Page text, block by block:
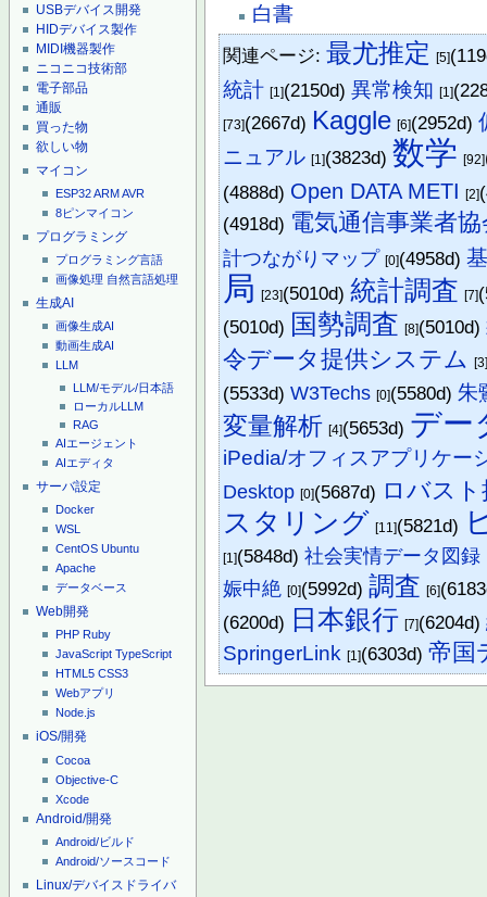
USBデバイス開発
HIDデバイス製作
MIDI機器製作
ニコニコ技術部
電子部品
通販
買った物
欲しい物
マイコン
ESP32ARMAVR
8ピンマイコン
プログラミング
プログラミング言語
画像処理 自然言語処理
生成AI
画像生成AI
動画生成AI
LLM
LLM/モデル/日本語
ローカルLLM
RAG
AIエージェント
AIエディタ
サーバ設定
Docker
WSL
CentOS Ubuntu
Apache
データベース
Web開発
PHP Ruby
JavaScript TypeScript
HTML5 CSS3
Webアプリ
Node.js
iOS/開発
Cocoa
Objective-C
Xcode
Android/開発
Android/ビルド
Android/ソースコード
Linux/デバイスドライバ
白書
関連ページ:最尤推定 [5]
統計 [1](2150d)異常検知 [1]
[73](2667d) Kaggle [6](2952d)
ニュアル [1](3823d)数学 [92]
(4888d) Open DATA METI [2]
(4918d) 電気通信事業者協
計つながりマップ [0](4958d)
局 [23](5010d)統計調査 [7]
(5010d) 国勢調査 [8](5010d)
令データ提供システム
(5533d)W3Techs [0](5580d)朱
変量解析 [4](5653d) デー
iPedia/オフィスアプリケー
Desktop [0](5687d) ロバス
スタリング [11](5821d)
[1](5848d)社会実情データ図
娠中絶 [0](5992d)調査 [6]
(6200d) 日本銀行 [7](6204d)
SpringerLink [1](6303d)帝国